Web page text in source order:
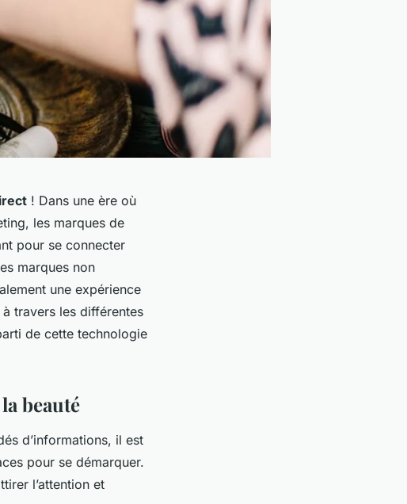
! Dans une ère où
les marques de
pour se connecter
marques non
une expérience
travers les différentes
de cette technologie
beauté
d’informations, il est
pour se démarquer.
l’attention et